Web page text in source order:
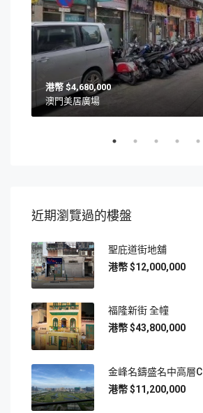
$4,680,000
澳門美居廣場
近期瀏覽過的樓盤
聖庇道街地舖
$12,000,000
福隆新街 全幢
$43,800,000
金峰名鑄盛名中高層C
$11,200,000